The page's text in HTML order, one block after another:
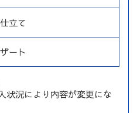
立て
ート
状況により内容が変更にな